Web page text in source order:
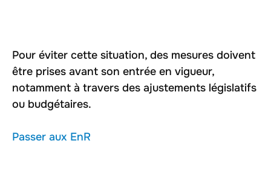
Pour éviter cette situation, des mesures doivent
être prises avant son entrée en vigueur,
notamment à travers des ajustements législatifs
ou budgétaires.
Passer aux EnR